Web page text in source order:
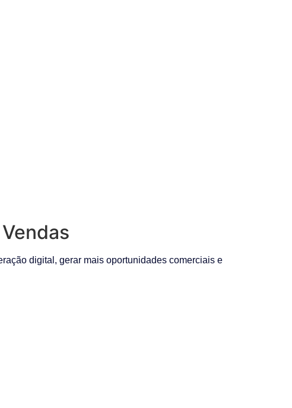
digital, gerar mais oportunidades comerciais e